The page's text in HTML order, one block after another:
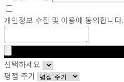
개인정보 수집 및 이용에 동의합니다.
선택하세요
평점 주기